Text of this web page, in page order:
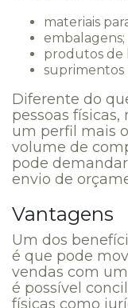
materiais
embalagens;
produtos de
suprimentos
Diferente do
pessoas
um perfil mais
volume de
pode
envio de
Vantagens
Um dos
é que pode
vendas com
é possível
físicas como